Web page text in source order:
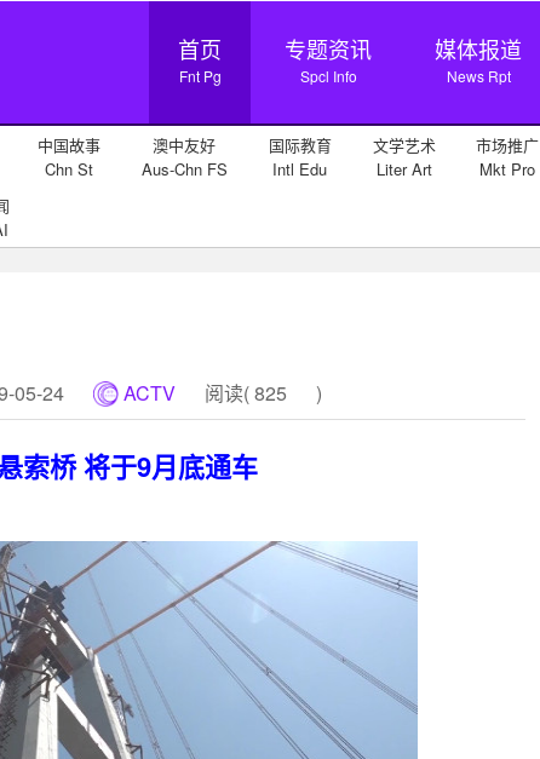
首页
Fnt Pg
专题资讯
Spcl Info
媒体报道
News Rpt
中国故事
Chn St
澳中友好
Aus-Chn FS
国际教育
Intl Edu
文学艺术
Liter Art
市场推广
Mkt Pro
05-24 ACTV 阅读(825 )
索桥 将于9月底通车